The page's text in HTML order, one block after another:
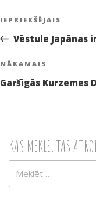
Ziņu
izvēlne
Iepriekšējā
ziņa:
IEPRIEKŠĒJAIS
Vēstule Japānas
Nākamā
ziņa
NĀKAMAIS
Garšīgās Kurzemes
KAS MEKLĒ, TAS